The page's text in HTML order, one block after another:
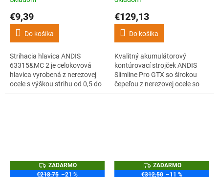
€9,39
Do košíka
Strihacia hlavica ANDIS
63315&MC 2 je celokovová
hlavica vyrobená z nerezovej
ocele s výškou strihu od 0,5 do
2,4 mm kompatibilná so
€129,13
Do košíka
Kvalitný akumulátorový
kontúrovací strojček ANDIS
Slimline Pro GTX so širokou
čepeľou z nerezovej ocele so
šírkou 38 mm, ktorá lepšie
Z
A
ZADARMO
€218,75 –21 %
Z
A
ZADARMO
€312,50 –11 %